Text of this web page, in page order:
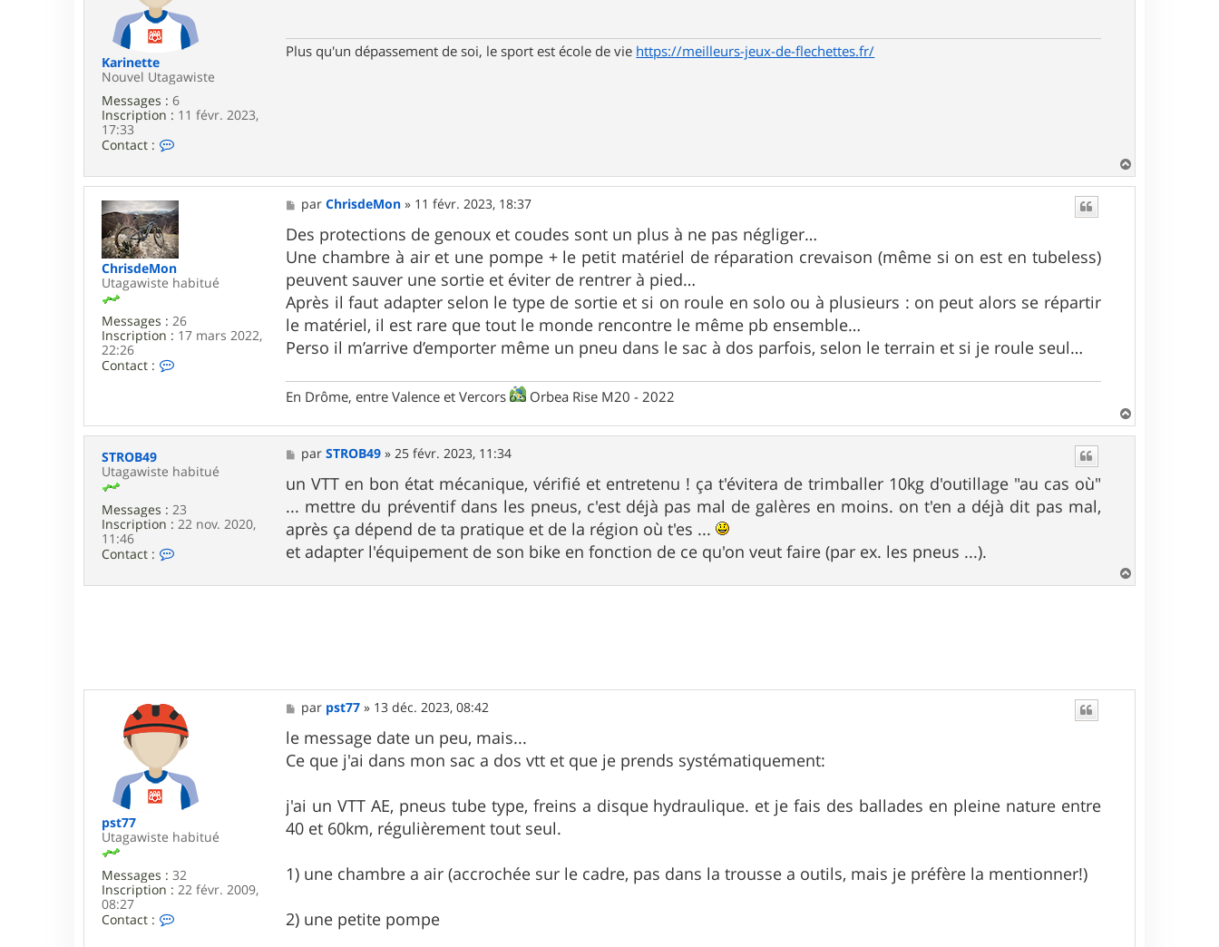
s
Karinette
Nouvel Utagawiste
Messages : 6
Inscription : 11 févr. 2023,
17:33
Contact :
t
a
c
t
e
r
K
a
i
n
e
Plus qu'un dépassement de soi, le sport est école de vie https://meilleurs-jeux-de-flechettes.fr/
a
ChrisdeMon
Utagawiste habitué
Messages : 26
Inscription : 17 mars 2022,
22:26
Contact :
a
c
e
r
h
r
M
e
s
s
a
g
e
parChrisdeMon » 11 févr. 2023, 18:37
Des protections de genoux et coudes sont un plus à ne pas négliger…
Une chambre à air et une pompe + le petit matériel de réparation crevaison (même si on est en tubeless)
peuvent sauver une sortie et éviter de rentrer à pied…
Après il faut adapter selon le type de sortie et si on roule en solo ou à plusieurs : on peut alors se répartir
le matériel, il est rare que tout le monde rencontre le même pb ensemble…
Perso il m’arrive d’emporter même un pneu dans le sac à dos parfois, selon le terrain et si je roule seul…
En Drôme, entre Valence et Vercors Orbea Rise M20 - 2022
a
STROB49
Utagawiste habitué
Messages : 23
Inscription : 22 nov. 2020,
11:46
Contact :
R
O
B
4
M
e
s
s
a
g
e
parSTROB49 » 25 févr. 2023, 11:34
un VTT en bon état mécanique, vérifié et entretenu ! ça t'évitera de trimballer 10kg d'outillage "au cas où"
... mettre du préventif dans les pneus, c'est déjà pas mal de galères en moins. on t'en a déjà dit pas mal,
après ça dépend de ta pratique et de la région où t'es ...
et adapter l'équipement de son bike en fonction de ce qu'on veut faire (par ex. les pneus ...).
a
pst77
Utagawiste habitué
Messages : 32
Inscription : 22 févr. 2009,
08:27
Contact :
M
e
s
s
a
par pst77 » 13 déc. 2023, 08:42
le message date un peu, mais...
Ce que j'ai dans mon sac a dos vtt et que je prends systématiquement:
j'ai un VTT AE, pneus tube type, freins a disque hydraulique. et je fais des ballades en pleine nature entre
40 et 60km, régulièrement tout seul.
1) une chambre a air (accrochée sur le cadre, pas dans la trousse a outils, mais je préfère la mentionner!)
2) une petite pompe